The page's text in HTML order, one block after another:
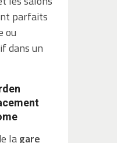
parfaits
ou
dans un
lagare